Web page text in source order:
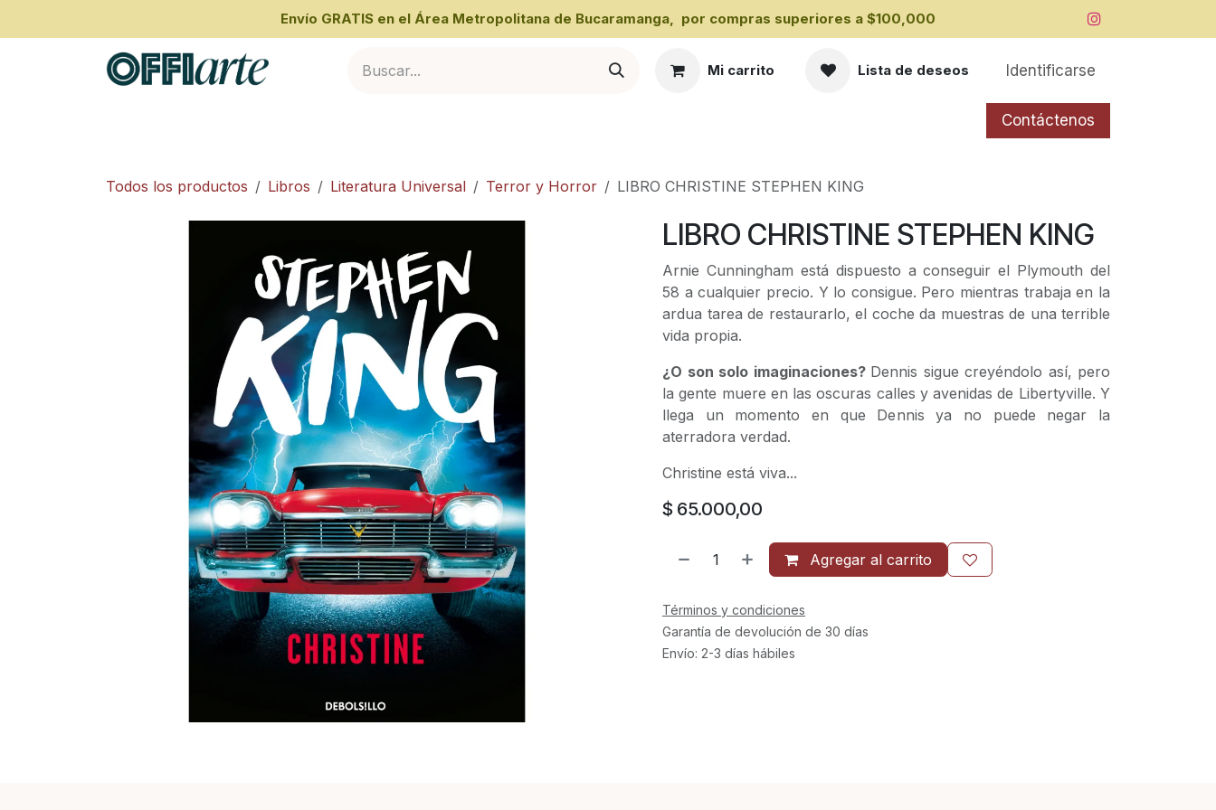
​Envío GRATIS en el Área Metropolitana de Bucaramanga, por compras superiores a ​$100,000
Mi carrito Lista de deseos Identificarse
Contáctenos
Todos los productos Libros Literatura Universal Terror y Horror LIBRO CHRISTINE STEPHEN KING
LIBRO CHRISTINE STEPHEN KING
Arnie Cunningham está dispuesto a conseguir el Plymouth del
58 a cualquier precio. Y lo consigue. Pero mientras trabaja en la
ardua tarea de restaurarlo, el coche da muestras de una terrible
vida propia.
¿O son solo imaginaciones? Dennis sigue creyéndolo así, pero
la gente muere en las oscuras calles y avenidas de Libertyville. Y
llega un momento en que Dennis ya no puede negar la
aterradora verdad.
Christine está viva...
$ 65.000,00
Agregar al carrito
Términos y condiciones
Garantía de devolución de 30 días
Envío: 2-3 días hábiles